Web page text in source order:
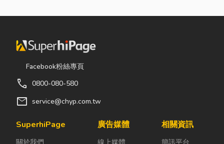
還是每天幫助
衣機，一旦發
生故障，都可
能嚴重影響日
因此，選擇專
業的高雄電器
僅能快速排除
著出貨。但你
不再靠大量人
來提升效率。
路購物越來越
渣或積水，容
吸引白蟻、蛾
Facebook粉絲專頁
call 0800-080-580
mail service@chyp.com.tw
SuperhiPage
關於我們
廣告媒體
線上媒體
相關資訊
簡訊平台